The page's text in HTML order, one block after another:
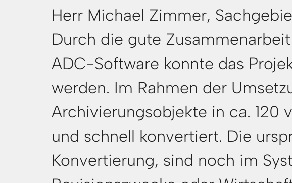
Herr Michael Zimmer,
Durch die gute
ADC-Software konnte das
werden. Im Rahmen der
Archivierungsobjekte in ca. 120
und schnell konvertiert. Die
Konvertierung, sind noch im